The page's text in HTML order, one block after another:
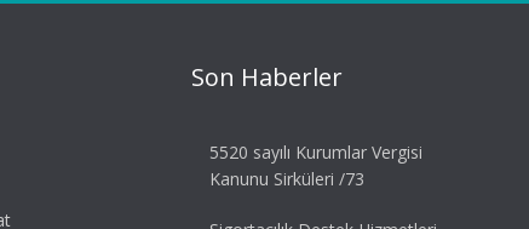
Son Haberler
5520 sayılı Kurumlar Vergisi
Kanunu Sirküleri /73